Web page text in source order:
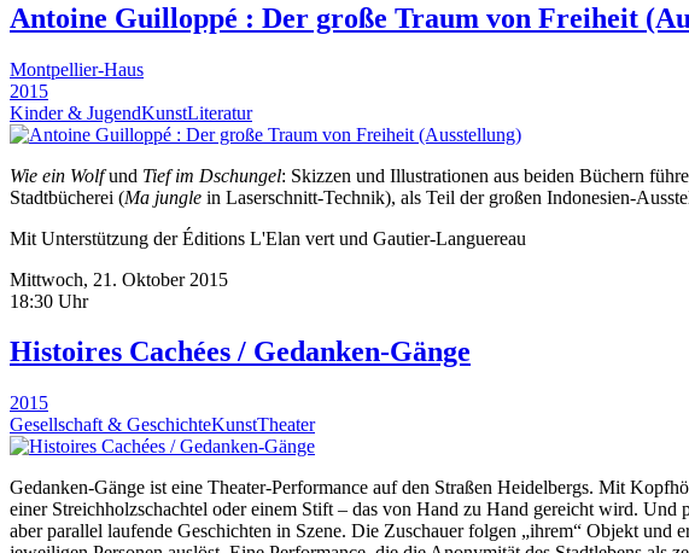
Antoine Guilloppé : Der große Traum von Freiheit
Montpellier-Haus
2015
Kinder & JugendKunstLiteratur
Wie ein Wolfund Tief im Dschungel: Skizzen und Illustrationen aus beiden Büchern
Stadtbücherei (Ma jungle in Laserschnitt-Technik), als Teil der großen Indonesien-
Mit Unterstützung der Éditions L'Elan vert und Gautier-Languereau
Mittwoch, 21. Oktober 2015
18:30 Uhr
Histoires Cachées / Gedanken-Gänge
2015
Gesellschaft & GeschichteKunstTheater
Gedanken-Gänge ist eine Theater-Performance auf den Straßen Heidelbergs. Mit
einer Streichholzschachtel oder einem Stift – das von Hand zu Hand gereicht wird. Und
aber parallel laufende Geschichten in Szene. Die Zuschauer folgen „ihrem“ Objekt